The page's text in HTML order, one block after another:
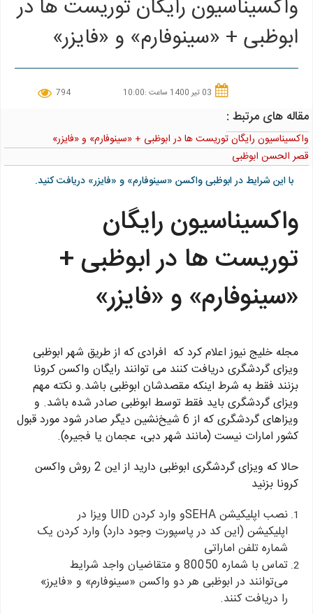
واکسیناسیون رایگان توریست ها در
ابوظبی + «سینوفارم» و «فایزر»
03 تیر 1400 ساعت :10:00 794
مقاله های مرتبط :
واکسیناسیون رایگان توریست ها در ابوظبی + «سینوفارم» و «فایزر»
قصر الحسن ابوظبی
با این شرایط در ابوظبی واکسن «سینوفارم» و «فایزر» دریافت کنید.
واکسیناسیون رایگان
توریست ها در ابوظبی +
«سینوفارم» و «فایزر»
مجله خلیج نیوز اعلام کرد که افرادی که از طریق شهر ابوظبی
ویزای گردشگری دریافت کنند می توانند رایگان واکسن کرونا
بزنند فقط به شرط اینکه مقصدشان ابوظبی باشد.و نکته مهم
ویزای گردشگری باید فقط توسط ابوظبی صادر شده باشد. و
ویزاهای گردشگری که از 6 شیخ‌نشین دیگر صادر شود مورد قبول
کشور امارات نیست (مانند شهر دبی، عجمان یا فجیره).
حالا که ویزای گردشگری ابوظبی دارید از این 2 روش واکسن
کرونا بزنید
نصب اپلیکیشن SEHAو وارد کردن UID ویزا در
اپلیکیشن (این کد در پاسپورت وجود دارد) وارد کردن یک
شماره تلفن اماراتی
تماس با شماره 80050 و متقاضیان واجد شرایط
می‌توانند در ابوظبی هر دو واکسن «سینوفارم» و «فایرز»
را دریافت کنند.